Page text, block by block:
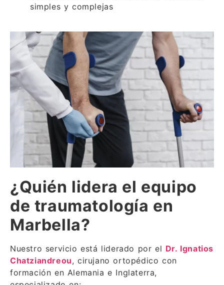
simples y complejas
¿Quién lidera el equipo
de traumatología en
Marbella?
Nuestro servicio está liderado por el Dr. Ignatios
Chatziandreou, cirujano ortopédico con
formación en Alemania e Inglaterra,